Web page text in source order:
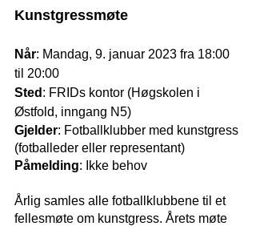
Kunstgressmøte
Når: Mandag, 9. januar 2023 fra 18:00
til 20:00
Sted : FRIDs kontor (Høgskolen i
Østfold, inngang N5)
Gjelder: Fotballklubber med kunstgress
(fotballeder eller representant)
Påmelding: Ikke behov
Årlig samles alle fotballklubbene til et
fellesmøte om kunstgress. Årets møte